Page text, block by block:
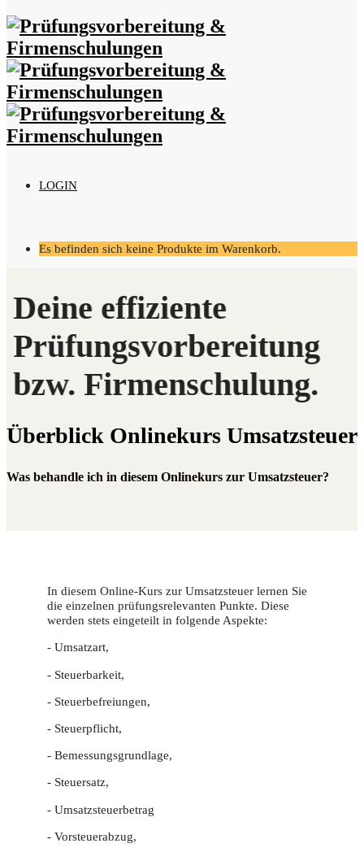
LOGIN
Es befinden sich keine Produkte im Warenkorb.
Über­blick Online­kurs Umsatzsteuer
Was behandle ich in diesem Onlinekurs zur Umsatzsteuer?
In diesem Online-Kurs zur Umsatzsteuer lernen Sie
die einzelnen prüfungsrelevanten Punkte. Diese
werden stets eingeteilt in folgende Aspekte:
- Umsatzart,
- Steuerbarkeit,
- Steuerbefreiungen,
- Steuerpflicht,
- Bemessungsgrundlage,
- Steuersatz,
- Umsatzsteuerbetrag
- Vorsteuerabzug,